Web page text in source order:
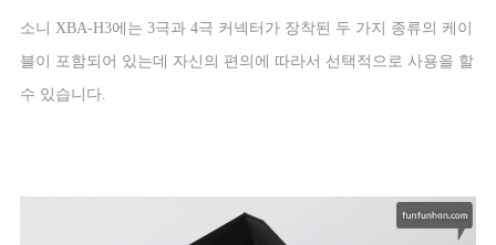
소니 XBA-H3에는 3극과 4극 커넥터가 장착된 두 가지 종류의 케이
블이 포함되어 있는데 자신의 편의에 따라서 선택적으로 사용을 할
수 있습니다.